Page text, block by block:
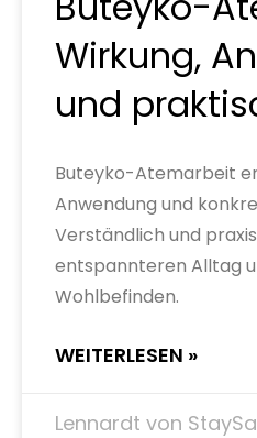
Wirkung,
und
Buteyko-Atemarbeit
Anwendung und
Verständlich und
entspannteren Alltag
Wohlbefinden.
WEITERLESEN »
Lennardt von